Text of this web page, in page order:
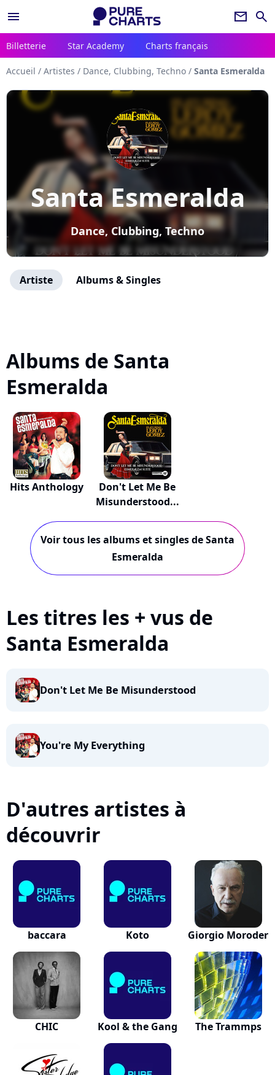
menu newsletter search
Billetterie Star Academy Charts français
Accueil / Artistes / Dance, Clubbing, Techno / Santa Esmeralda
Santa Esmeralda
Dance, Clubbing, Techno
Artiste Albums & Singles
Albums de Santa
Esmeralda
Hits Anthology
Don't Let Me Be
Misunderstood...
Voir tous les albums et singles de Santa
Esmeralda
Les titres les + vus de
Santa Esmeralda
Don't Let Me Be Misunderstood
You're My Everything
D'autres artistes à
découvrir
baccara Koto Giorgio Moroder
CHIC Kool & the Gang The Trammps